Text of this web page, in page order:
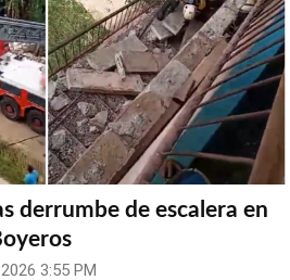
derrumbe de escalera en
3:55 PM